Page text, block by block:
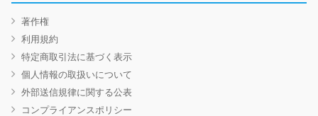
著作権
利用規約
特定商取引法に基づく表示
個人情報の取扱いについて
外部送信規律に関する公表
コンプライアンスポリシー